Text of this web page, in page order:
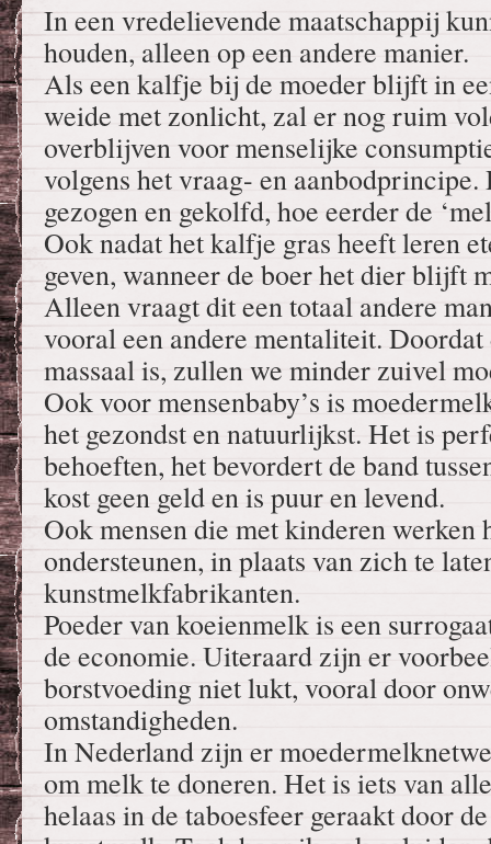
In een vredelievende maatschappij
houden, alleen op een andere manier.
Als een kalfje bij de moeder blijft in
weide met zonlicht, zal er nog ruim
overblijven voor menselijke
volgens het vraag- en
gezogen en gekolfd, hoe eerder de
Ook nadat het kalfje gras heeft leren
geven, wanneer de boer het dier blijft
Alleen vraagt dit een totaal andere
vooral een andere mentaliteit.
massaal is, zullen we minder zuivel
Ook voor mensenbaby’s is
het gezondst en natuurlijkst. Het is
behoeften, het bevordert de band
kost geen geld en is puur en levend.
Ook mensen die met kinderen werken
ondersteunen, in plaats van zich te
kunstmelkfabrikanten.
Poeder van koeienmelk is een
de economie. Uiteraard zijn er
borstvoeding niet lukt, vooral door
omstandigheden.
In Nederland zijn er
om melk te doneren. Het is iets van
helaas in de taboesfeer geraakt door